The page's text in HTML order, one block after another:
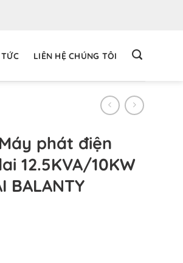
LIÊN HỆ CHÚNG TÔI
phát điện
12.5KVA/10KW
BALANTY